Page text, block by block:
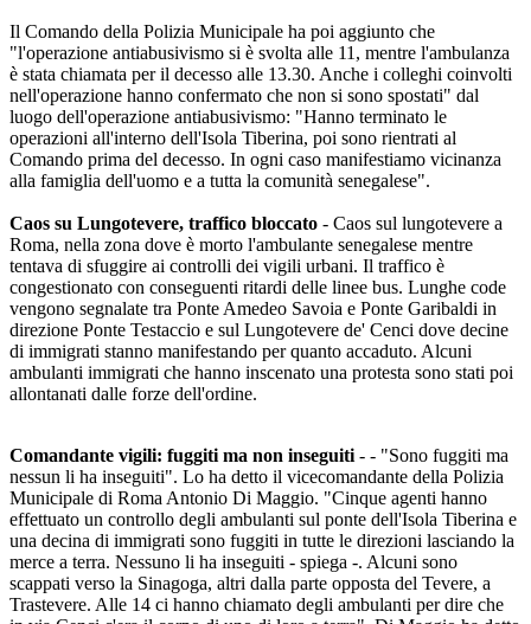
Il Comando della Polizia Municipale ha poi aggiunto che
"l'operazione antiabusivismo si è svolta alle 11, mentre l'ambulanza
è stata chiamata per il decesso alle 13.30. Anche i colleghi coinvolti
nell'operazione hanno confermato che non si sono spostati" dal
luogo dell'operazione antiabusivismo: "Hanno terminato le
operazioni all'interno dell'Isola Tiberina, poi sono rientrati al
Comando prima del decesso. In ogni caso manifestiamo vicinanza
alla famiglia dell'uomo e a tutta la comunità senegalese".
Caos su Lungotevere, traffico bloccato - Caos sul lungotevere a
Roma, nella zona dove è morto l'ambulante senegalese mentre
tentava di sfuggire ai controlli dei vigili urbani. Il traffico è
congestionato con conseguenti ritardi delle linee bus. Lunghe code
vengono segnalate tra Ponte Amedeo Savoia e Ponte Garibaldi in
direzione Ponte Testaccio e sul Lungotevere de' Cenci dove decine
di immigrati stanno manifestando per quanto accaduto. Alcuni
ambulanti immigrati che hanno inscenato una protesta sono stati poi
allontanati dalle forze dell'ordine.
Comandante vigili: fuggiti ma non inseguiti - - "Sono fuggiti ma
nessun li ha inseguiti". Lo ha detto il vicecomandante della Polizia
Municipale di Roma Antonio Di Maggio. "Cinque agenti hanno
effettuato un controllo degli ambulanti sul ponte dell'Isola Tiberina e
una decina di immigrati sono fuggiti in tutte le direzioni lasciando la
merce a terra. Nessuno li ha inseguiti - spiega -. Alcuni sono
scappati verso la Sinagoga, altri dalla parte opposta del Tevere, a
Trastevere. Alle 14 ci hanno chiamato degli ambulanti per dire che